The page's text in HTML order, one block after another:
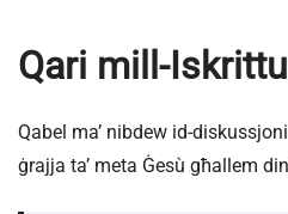
Qari mill-
Qabel ma’ nibdew id-
ġrajja ta’ meta Ġesù għallem